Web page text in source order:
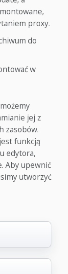
proxy.
do
w
jej z
zasobów.
funkcją
edytora,
Aby upewnić
utworzyć